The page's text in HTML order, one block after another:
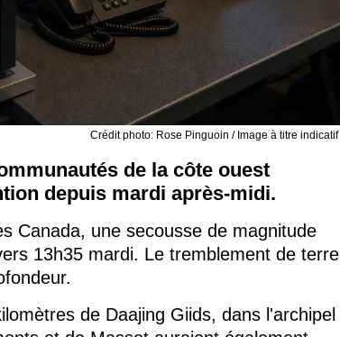
Crédit photo: Rose Pinguoin / Image à titre indicatif
de la côte ouest
depuis mardi après-midi.
Canada, une secousse de magnitude
13h35 mardi. Le tremblement de terre
de Daajing Giids, dans l'archipel